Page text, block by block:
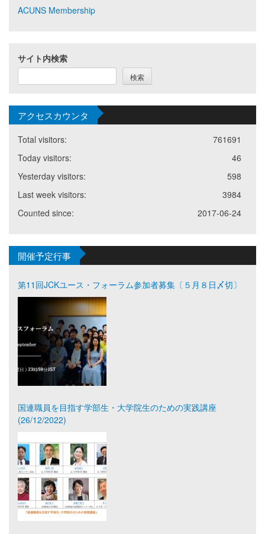
ACUNS Membership
サイト内検索
検索
アクセスカウンタ
761691
Total visitors:
46
Today visitors:
598
Yesterday visitors:
3984
Last week visitors:
2017-06-24
Counted since:
開催予定行事
第11回JCKユース・フォーラム参加者募集〔５月８日〆切〕
国連職員を目指す学部生・大学院生のための実践講座
(26/12/2022)